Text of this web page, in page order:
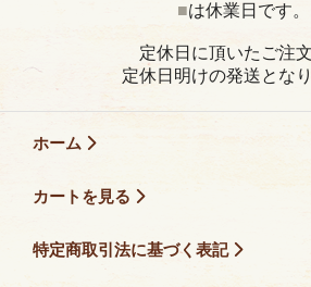
■は休業日です。
定休日に頂いたご注文
定休日明けの発送となり
ホーム
カートを見る
特定商取引法に基づく表記